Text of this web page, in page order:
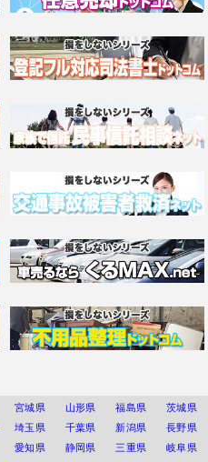
宮城県 山形県 福島県
茨城県
埼玉県 千葉県 新潟県
長野県
愛知県 静岡県 三重県
岐阜県